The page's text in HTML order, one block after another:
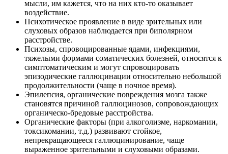
мысли, им кажется, что на них кто-то оказывает
воздействие.
Психотическое проявление в виде зрительных или
слуховых образов наблюдается при биполярном
расстройстве.
Психозы, спровоцированные ядами, инфекциями,
тяжелыми формами соматических болезней, относятся к
симптоматическим и могут спровоцировать
эпизодические галлюцинации относительно небольшой
продолжительности (чаще в ночное время).
Эпилепсия, органические повреждения мозга также
становятся причиной галлюцинозов, сопровождающих
органическо-бредовые расстройства.
Органические факторы (при алкоголизме, наркомании,
токсикомании, т.д.) развивают стойкое,
непрекращающееся галлюцинирование, чаще
выраженное зрительными и слуховыми образами.